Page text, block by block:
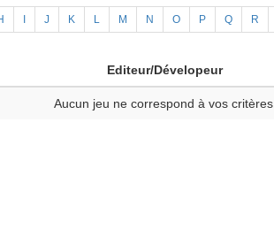
J K L M N O P Q R
Editeur/Dévelopeur
Aucun jeu ne correspond à vos critères.